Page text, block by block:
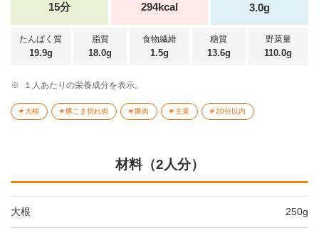
15分 294kcal 3.0g
たんぱく質
19.9g
脂質
18.0g
食物繊維
1.5g
糖質
13.6g
野菜量
110.0g
※ １人あたりの栄養成分を表示。
大根 豚こま切れ肉 豚肉 主菜 20分以内
材料（2人分）
大根 250g